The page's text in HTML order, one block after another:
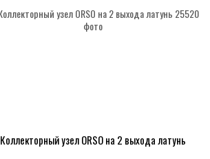
Коллекторный узел ORSO на 2 выхода латунь